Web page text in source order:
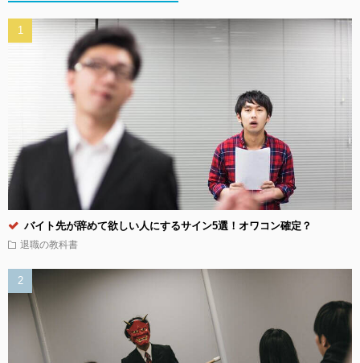
バイト先が辞めて欲しい人にするサイン5選！オワコン確定？
退職の教科書